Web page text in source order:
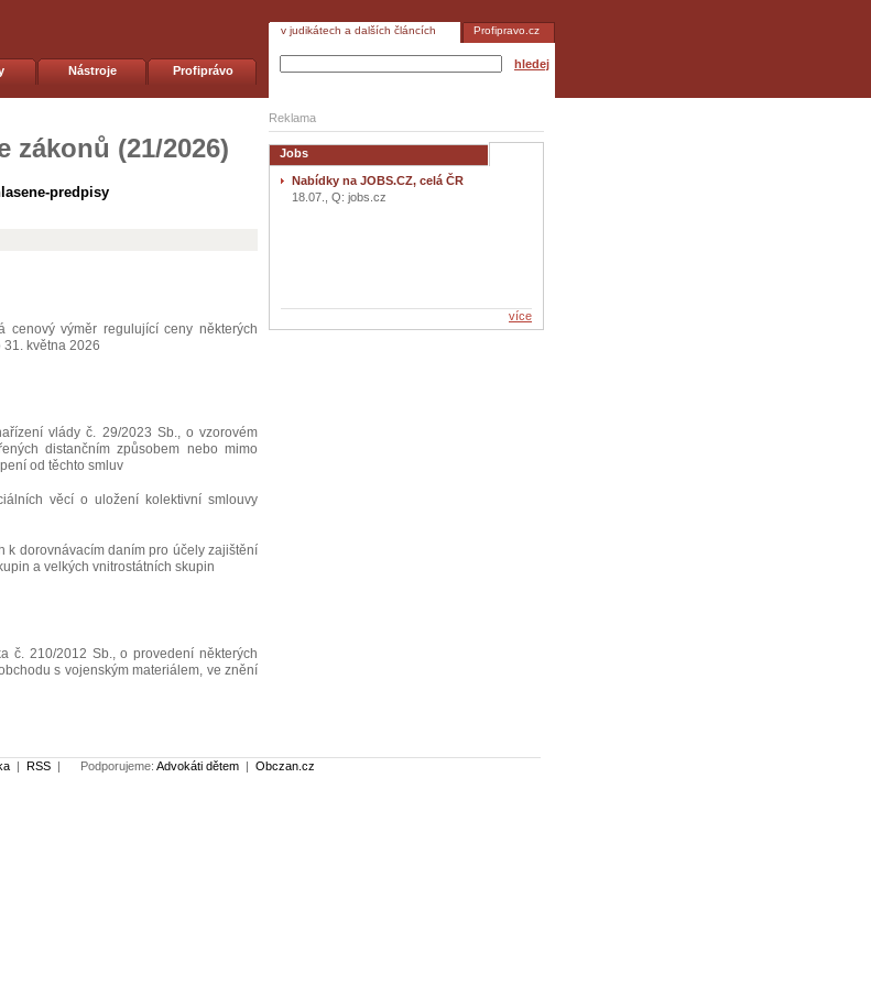
Nástroje Profiprávo
v judikátech a dalších článcích Profipravo.cz
hledej
zákonů (21/2026)
predpisy
cenový výměr regulující ceny některých
května 2026
vlády č. 29/2023 Sb., o vzorovém
distančním způsobem nebo mimo
od těchto smluv
věcí o uložení kolektivní smlouvy
k dorovnávacím daním pro účely zajištění
a velkých vnitrostátních skupin
č. 210/2012 Sb., o provedení některých
s vojenským materiálem, ve znění
Reklama
Jobs
Nabídky na JOBS.CZ, celá ČR
18.07., Q: jobs.cz
více
| RSS | Podporujeme: Advokáti dětem | Obczan.cz